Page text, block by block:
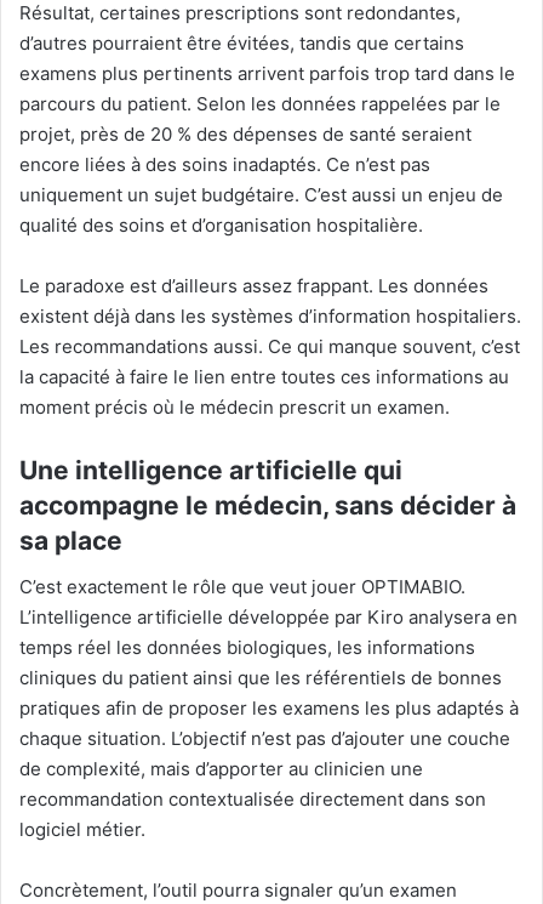
Résultat, certaines prescriptions sont redondantes,
d’autres pourraient être évitées, tandis que certains
examens plus pertinents arrivent parfois trop tard dans le
parcours du patient. Selon les données rappelées par le
projet, près de 20 % des dépenses de santé seraient
encore liées à des soins inadaptés. Ce n’est pas
uniquement un sujet budgétaire. C’est aussi un enjeu de
qualité des soins et d’organisation hospitalière.
Le paradoxe est d’ailleurs assez frappant. Les données
existent déjà dans les systèmes d’information hospitaliers.
Les recommandations aussi. Ce qui manque souvent, c’est
la capacité à faire le lien entre toutes ces informations au
moment précis où le médecin prescrit un examen.
Une intelligence artificielle qui
accompagne le médecin, sans décider à
sa place
C’est exactement le rôle que veut jouer OPTIMABIO.
L’intelligence artificielle développée par Kiro analysera en
temps réel les données biologiques, les informations
cliniques du patient ainsi que les référentiels de bonnes
pratiques afin de proposer les examens les plus adaptés à
chaque situation. L’objectif n’est pas d’ajouter une couche
de complexité, mais d’apporter au clinicien une
recommandation contextualisée directement dans son
logiciel métier.
Concrètement, l’outil pourra signaler qu’un examen